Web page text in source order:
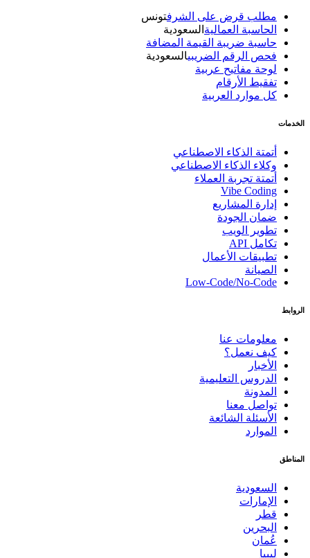
مطلب قرض على الشرف تونس
الحاسبة العماليةالسعودية
حاسبة ضريبة القيمة المضافة
فحص الرقم الضريبيالسعودية
لوحة مفاتيح عربية
تفقيط الأرقام
كل موارد العربية
الخدمات
أتمتة الذكاء الاصطناعي
وكلاء الذكاء الاصطناعي
أتمتة تجربة العملاء
Vibe Coding
إدارة المشاريع
ضمان الجودة
تطوير الويب
تكامل API
تطبيقات الأعمال
الصيانة
Low-Code/No-Code
الروابط
معلومات عنا
كيف نعمل؟
الأخبار
الدروس التعليمية
المدونة
تواصل معنا
الأسئلة الشائعة
الموارد
المناطق
السعودية
الإمارات
قطر
البحرين
عُمان
ليبيا